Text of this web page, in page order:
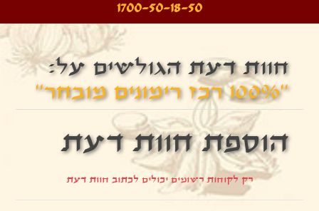
1700-50-18-50
חוות דעת הגולשים על:
100% רכז רימונים מובחר
הוספת חוות דעת
רק לקוחות רשומים יכולים לכתוב חוות דעת